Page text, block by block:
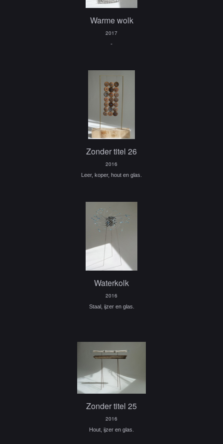
Warme wolk
2017
-
Zonder titel 26
2016
Leer, koper, hout en glas.
Waterkolk
2016
Staal, ijzer en glas.
Zonder titel 25
2016
Hout, ijzer en glas.